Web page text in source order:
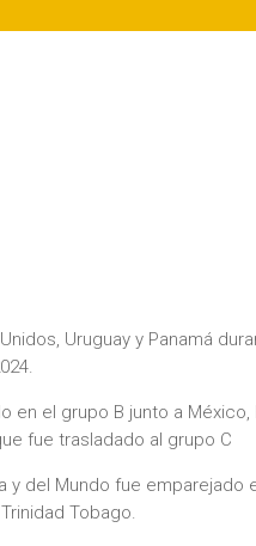
Uruguay y Panamá
en el grupo B junto a
fue trasladado al grupo C
del Mundo fue emparejado
Tobago.